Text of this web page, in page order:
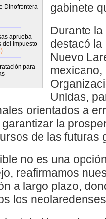
Dinofrontera
aprueba
del Impuesto
para
gabinete
Durante
destacó la
Nuevo
mexicano,
Unidas,
orientados a
la
de las futuras
no es una
reafirmamos
a largo plazo,
los